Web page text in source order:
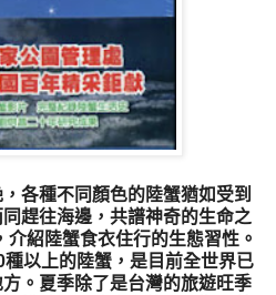
各種不同顏色的陸蟹猶如受到
趕往海邊，共譜神奇的生命之
紹陸蟹食衣住行的生態習性。
以上的陸蟹，是目前全世界已
。夏季除了是台灣的旅遊旺季